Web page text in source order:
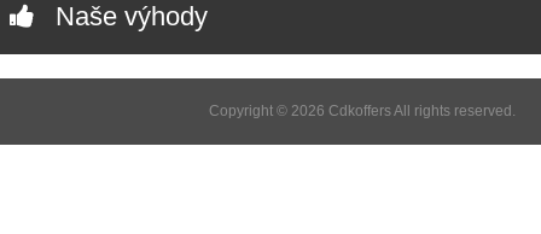
Naše výhody
Copyright © 2026 Cdkoffers All rights reserved.